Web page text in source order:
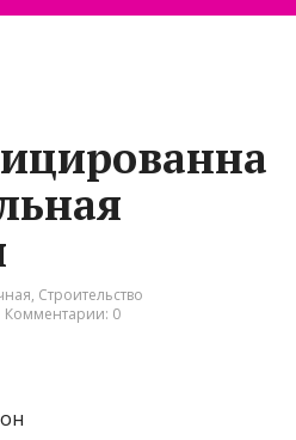
, Строительство
Комментарии: 0